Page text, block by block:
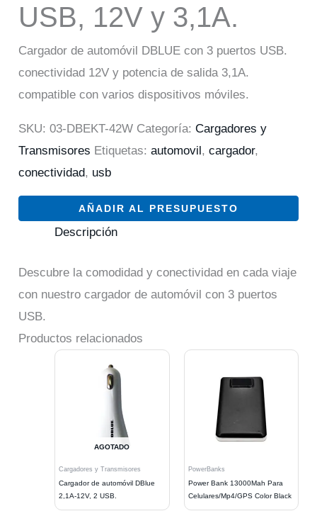
USB, 12V y 3,1A.
Cargador de automóvil DBLUE con 3 puertos USB.
conectividad 12V y potencia de salida 3,1A.
compatible con varios dispositivos móviles.
SKU:03-DBEKT-42W Categoría:Cargadores y
Transmisores Etiquetas:automovil ,cargador,
conectividad, usb
AÑADIR AL PRESUPUESTO
Descripción
Descubre la comodidad y conectividad en cada viaje
con nuestro cargador de automóvil con 3 puertos
USB.
Productos relacionados
AGOTADO
Cargadores y Transmisores
Cargador de automóvil DBlue
2,1A-12V, 2 USB.
PowerBanks
Power Bank 13000Mah Para
Celulares/Mp4/GPS Color Black